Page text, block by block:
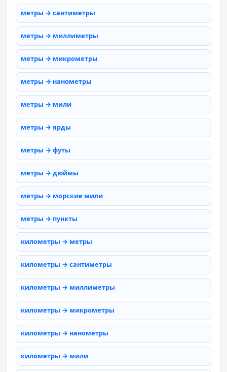
метры → сантиметры
метры → миллиметры
метры → микрометры
метры → нанометры
метры → мили
метры → ярды
метры → футы
метры → дюймы
метры → морские мили
метры → пункты
километры → метры
километры → сантиметры
километры → миллиметры
километры → микрометры
километры → нанометры
километры → мили